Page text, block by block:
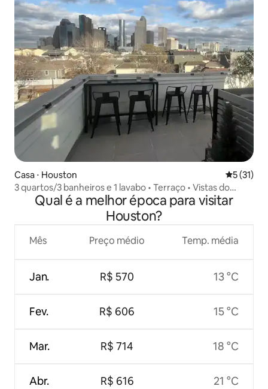
Casa ⋅ Houston 5 de uma
5 (31)
3 quartos/3 banheiros e 1 lavabo • Terraço • Vistas do
centro de Houston
Qual é a melhor época para visitar
Houston?
Mês
Jan.
Fev.
Mar.
Abr.
Preço médio
R$ 570
R$ 606
R$ 714
R$ 616
Temp. média
13 °C
15 °C
18 °C
21 °C